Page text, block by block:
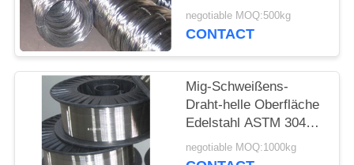
Draht-316 SS Mig 0,1 -
10mm Durchmesser
negotiable MOQ:500kg
CONTACT
Mig-Schweißens-
Draht-helle Oberfläche
Edelstahl ASTM 304L
negotiable MOQ:1000kg